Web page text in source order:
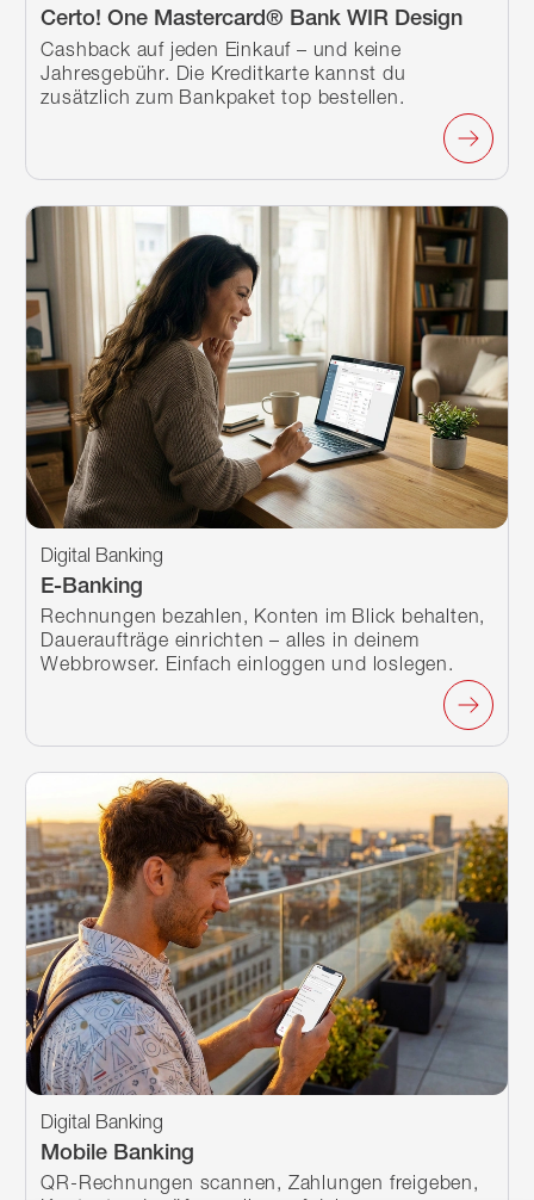
Certo! One Mastercard® Bank WIR Design
Cashback auf jeden Einkauf – und keine
Jahresgebühr. Die Kreditkarte kannst du
zusätzlich zum Bankpaket top bestellen.
E-Banking
Digital Banking
Rechnungen bezahlen, Konten im Blick behalten,
Daueraufträge einrichten – alles in deinem
Webbrowser. Einfach einloggen und loslegen.
Mobile Banking
Digital Banking
QR-Rechnungen scannen, Zahlungen freigeben,